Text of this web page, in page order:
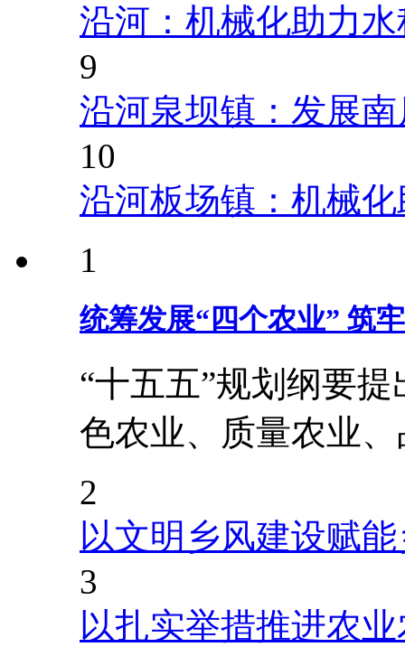
沿河：机械化助力
9
沿河泉坝镇：发展
10
沿河板场镇：机械
1
统筹发展“四个农业” 筑
“十五五”规划纲要
色农业、质量农业
2
以文明乡风建设赋
3
以扎实举措推进农